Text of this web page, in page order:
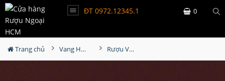
ĐT 0972.12345.1 0
Trang chủ Vang Hộp 3L - 5L Rượu Vang Bịch Fives Reserve 3L